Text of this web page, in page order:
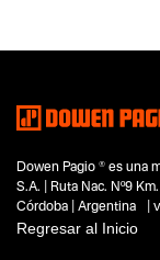
Dowen Pagio ® es una
S.A. | Ruta Nac. Nº9
Córdoba | Argentina |
Regresar al Inicio